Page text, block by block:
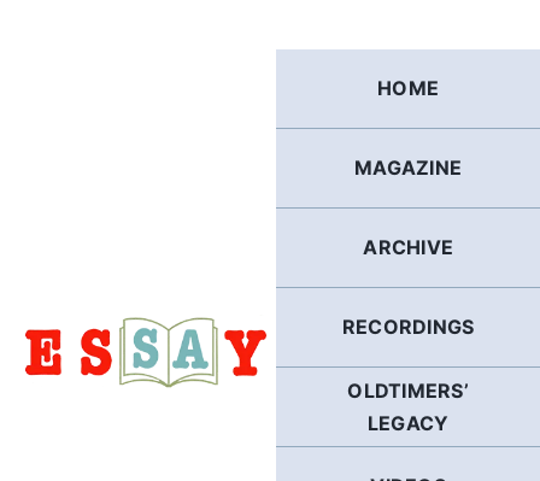
HOME
MAGAZINE
ARCHIVE
RECORDINGS
OLDTIMERS’
LEGACY